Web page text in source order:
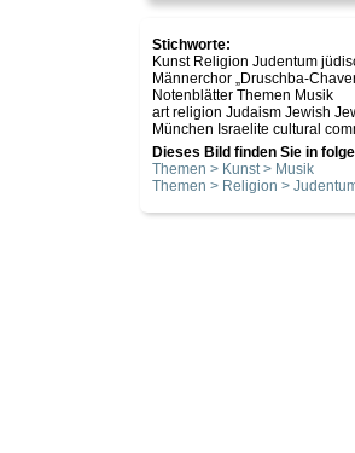
Stichworte:
Kunst Religion Judentum
Männerchor „Druschba-
Notenblätter Themen Musik
art religion Judaism Jewish
München Israelite cultural
Dieses Bild finden Sie in
Themen > Kunst > Musik
Themen > Religion >